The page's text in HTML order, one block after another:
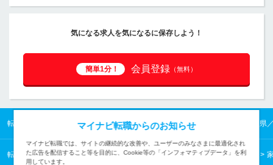
気になる求人を気になるに保存しよう！
簡単1分！ 会員登録 （無料）
転職TOP 四国の転職・求人情報TOP 徳島県の転職・求人情報TOP 徳島県
転職TOP 業種から探す 機械・電気・電子メーカーの転職・求人情報一覧
マイナビ転職からのお知らせ
マイナビ転職では、サイトの継続的な改善や、ユーザーのみなさまに最適化され
た広告を配信すること等を目的に、Cookie等の「インフォマティブデータ」を利
用しています。